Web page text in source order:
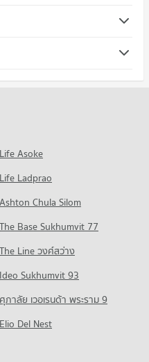
กร (วปอ.)
กร (วปอ.)
Life Asoke
Life Ladprao
Ashton Chula Silom
The Base Sukhumvit 77
The Line วงศ์สว่าง
Ideo Sukhumvit 93
ศุภาลัย เวอเรนด้า พระราม 9
Elio Del Nest